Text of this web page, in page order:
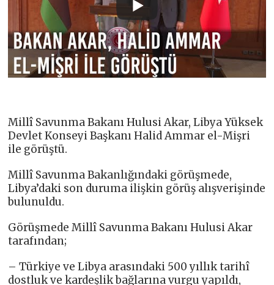
Millî Savunma Bakanı Hulusi Akar, Libya Yüksek
Devlet Konseyi Başkanı Halid Ammar el-Mişri
ile görüştü.
Millî Savunma Bakanlığındaki görüşmede,
Libya’daki son duruma ilişkin görüş alışverişinde
bulunuldu.
Görüşmede Millî Savunma Bakanı Hulusi Akar
tarafından;
– Türkiye ve Libya arasındaki 500 yıllık tarihî
dostluk ve kardeşlik bağlarına vurgu yapıldı,